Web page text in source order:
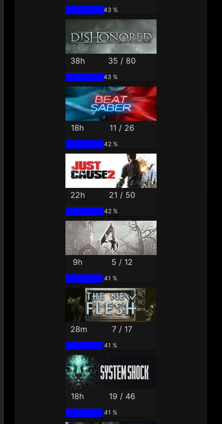
43 %
38h 35 / 80
43 %
18h 11 / 26
42 %
22h 21 / 50
42 %
9h 5 / 12
41 %
28m 7 / 17
41 %
18h 19 / 46
41 %